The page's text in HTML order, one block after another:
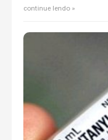
continue lendo